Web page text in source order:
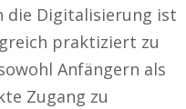
die Digitalisierung ist
praktiziert zu
Anfängern als
Zugang zu